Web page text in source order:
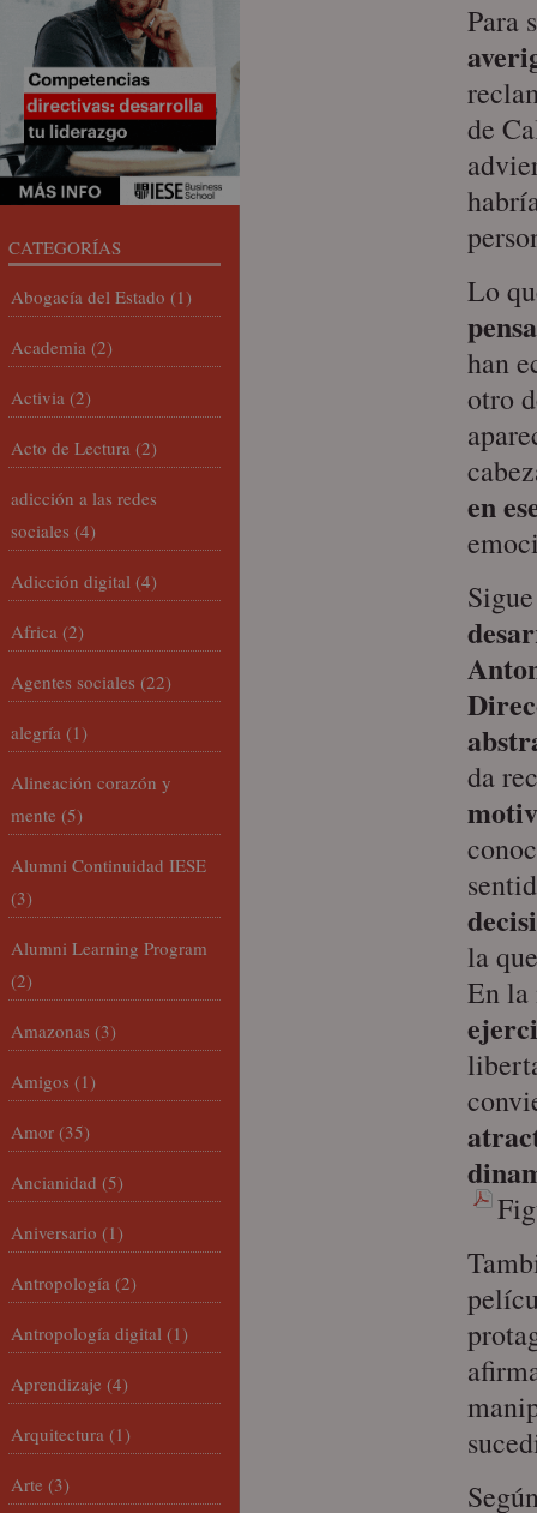
Para
de
Lo
han
otro
en
da
la
En la
CATEGORÍAS
Abogacía del Estado (1)
Academia (2)
Activia (2)
Acto de Lectura (2)
adicción a las redes
sociales (4)
Adicción digital (4)
Africa (2)
Agentes sociales (22)
alegría (1)
Alineación corazón y
mente (5)
Alumni Continuidad IESE
(3)
Alumni Learning Program
(2)
Amazonas (3)
Amigos (1)
Amor (35)
Ancianidad (5)
Aniversario (1)
Antropología (2)
Antropología digital (1)
Aprendizaje (4)
Arquitectura (1)
Arte (3)